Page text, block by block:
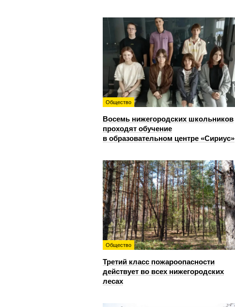
Общество
Восемь нижегородских школьников
проходят обучение
в образовательном центре «Сириус»
Общество
Третий класс пожароопасности
действует во всех нижегородских
лесах